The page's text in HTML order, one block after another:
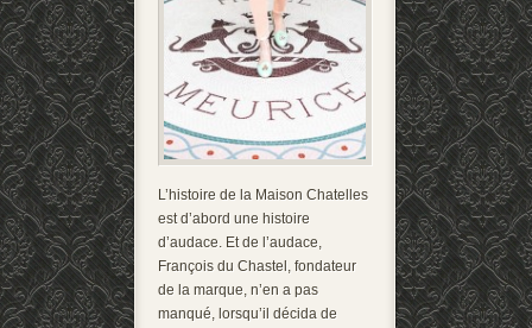
L’histoire de la Maison Chatelles
est d’abord une histoire
d’audace. Et de l’audace,
François du Chastel, fondateur
de la marque, n’en a pas
manqué, lorsqu’il décida de